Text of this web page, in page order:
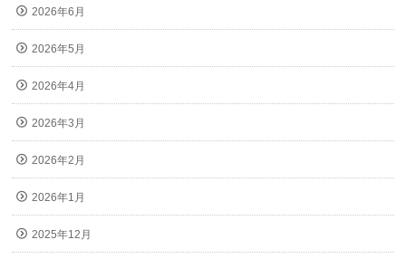
2026年6月
2026年5月
2026年4月
2026年3月
2026年2月
2026年1月
2025年12月